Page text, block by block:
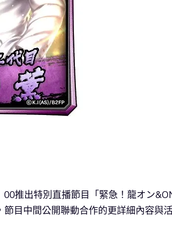
推出特別直播節目「緊急！龍オン
目中間公開聯動合作的更詳細內容與